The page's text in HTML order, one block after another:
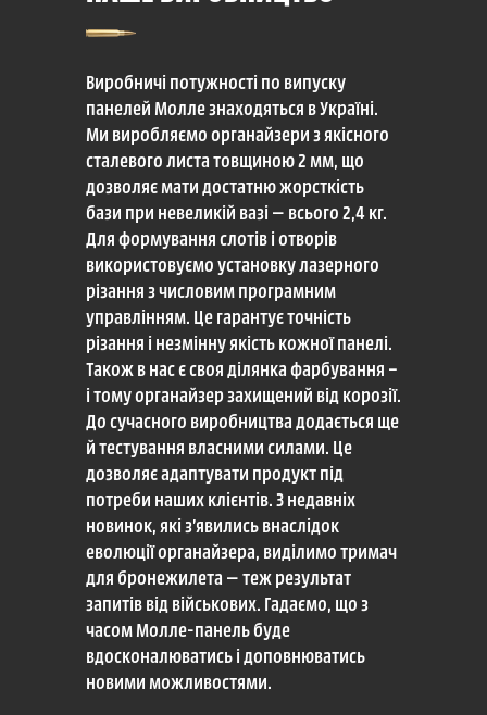
Виробничі потужності по випуску
панелей Молле знаходяться в Україні.
Ми виробляємо органайзери з якісного
сталевого листа товщиною 2 мм, що
дозволяє мати достатню жорсткість
бази при невеликій вазі — всього 2,4 кг.
Для формування слотів і отворів
використовуємо установку лазерного
різання з числовим програмним
управлінням. Це гарантує точність
різання і незмінну якість кожної панелі.
Також в нас є своя ділянка фарбування –
і тому органайзер захищений від корозії.
До сучасного виробництва додається ще
й тестування власними силами. Це
дозволяє адаптувати продукт під
потреби наших клієнтів. З недавніх
новинок, які з’явились внаслідок
еволюції органайзера, виділимо тримач
для бронежилета — теж результат
запитів від військових. Гадаємо, що з
часом Молле-панель буде
вдосконалюватись і доповнюватись
новими можливостями.